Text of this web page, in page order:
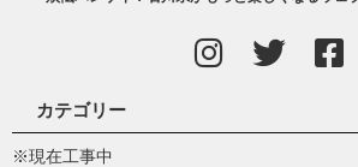
カテゴリー
※現在工事中